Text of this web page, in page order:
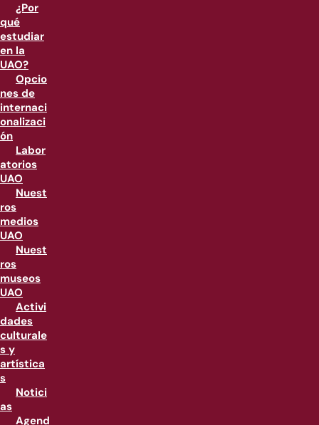
¿Por
qué
estudiar
en la
UAO?
Opcio
nes de
internaci
onalizaci
ón
Labor
atorios
UAO
Nuest
ros
medios
UAO
Nuest
ros
museos
UAO
Activi
dades
culturale
s y
artística
s
Notici
as
Agend